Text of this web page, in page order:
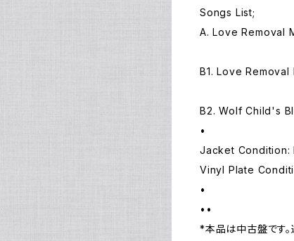
Songs List;
A. Love Removal
B1. Love Removal
B2. Wolf Child's
•
Jacket Condition:
Vinyl Plate
•
••
*本品は中古盤です